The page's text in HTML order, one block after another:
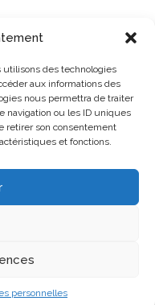
des technologies
aux informations des
nous permettra de traiter
navigation ou les ID uniques
retirer son consentement
et fonctions.
personnelles
la spécialité
patient
ou épidémiologique
with love byAlfred